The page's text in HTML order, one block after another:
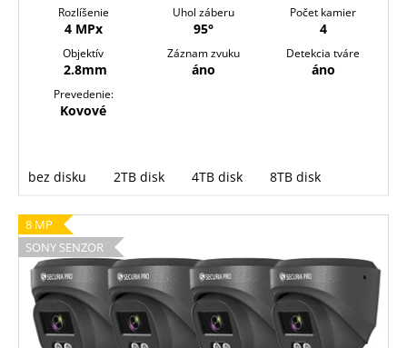
Rozlíšenie
4 MPx
Uhol záberu
95°
Počet kamier
4
Objektív
2.8mm
Záznam zvuku
áno
Detekcia tváre
áno
Prevedenie:
Kovové
bez disku 2TB disk 4TB disk 8TB disk
8 MP
SONY SENZOR